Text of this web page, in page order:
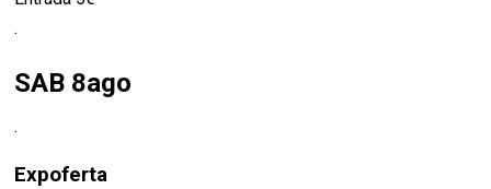
.
SAB 8ago
.
Expoferta